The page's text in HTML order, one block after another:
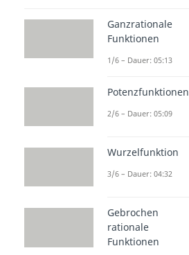
Ganzrationale
Funktionen
1/6 – Dauer: 05:13
Potenzfunktionen
2/6 – Dauer: 05:09
Wurzelfunktion
3/6 – Dauer: 04:32
Gebrochen
rationale
Funktionen